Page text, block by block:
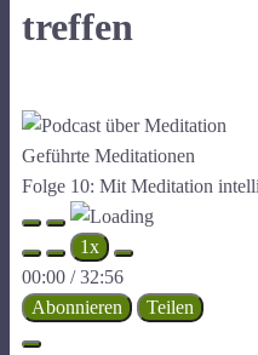
treffen
Geführte Meditationen
Folge 10: Mit Meditation
Play
Episode
Pause
Episode
1x
00:00 / 32:56
Abonnieren
Teilen